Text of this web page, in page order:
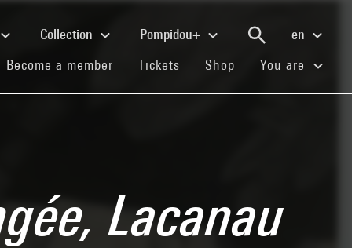
Collection Pompidou+
en
Become a member (current)
Tickets (current)
Shop (current)You are
Lacanau